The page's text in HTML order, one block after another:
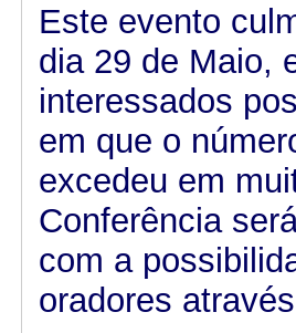
Este evento
dia 29 de Maio,
interessados
em que o
excedeu em
Conferência
com a
oradores